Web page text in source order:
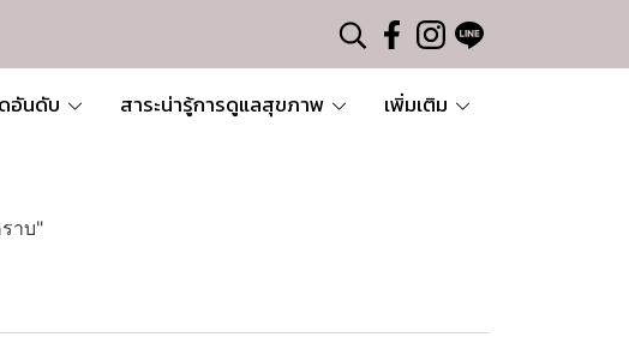
อันดับ สาระน่ารู้การดูแลสุขภาพ เพิ่มเติม
าบ"